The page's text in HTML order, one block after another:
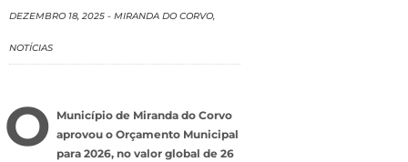
DEZEMBRO 18, 2025 - MIRANDA DO CORVO,
NOTÍCIAS
O Município de Miranda do Corvo
aprovou o Orçamento Municipal
para 2026, no valor global de 26